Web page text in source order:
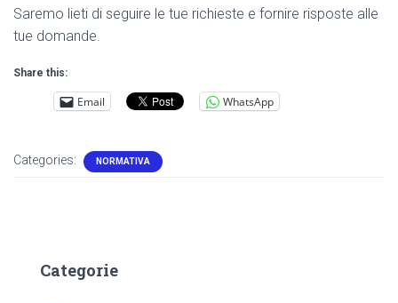
Saremo lieti di seguire le tue richieste e fornire risposte alle
tue domande.
Share this:
Email WhatsApp
Categories: NORMATIVA
Categorie